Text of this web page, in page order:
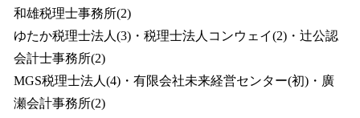
和雄税理士事務所(2)
ゆたか税理士法人(3)・税理士法人コンウェイ(2)・辻公認
会計士事務所(2)
MGS税理士法人(4)・有限会社未来経営センター(初)・廣
瀬会計事務所(2)